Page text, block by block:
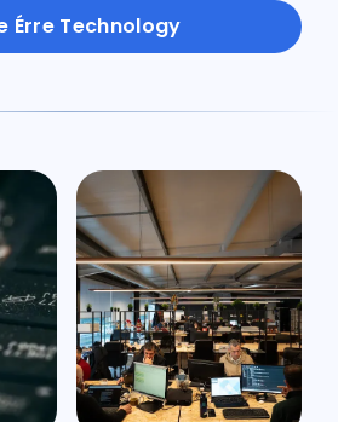
Érre Technology